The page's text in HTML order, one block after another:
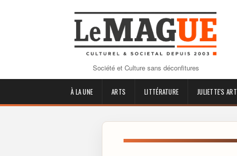
Société et Culture sans déconfitures
À LA UNE ARTS LITTÉRATURE JULIETTE'S ART